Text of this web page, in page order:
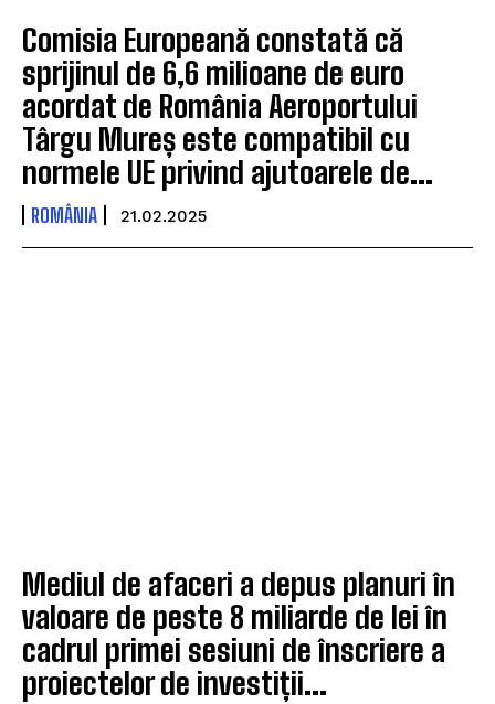
Comisia Europeană constată că
sprijinul de 6,6 milioane de euro
acordat de România Aeroportului
Târgu Mureș este compatibil cu
normele UE privind ajutoarele de...
ROMÂNIA 21.02.2025
Mediul de afaceri a depus planuri în
valoare de peste 8 miliarde de lei în
cadrul primei sesiuni de înscriere a
proiectelor de investiții...